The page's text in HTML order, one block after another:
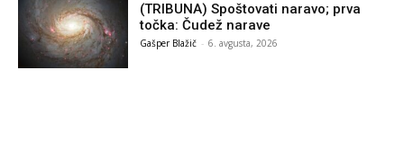
(TRIBUNA) Spoštovati naravo; prva
točka: Čudež narave
Gašper Blažič - 6. avgusta, 2026